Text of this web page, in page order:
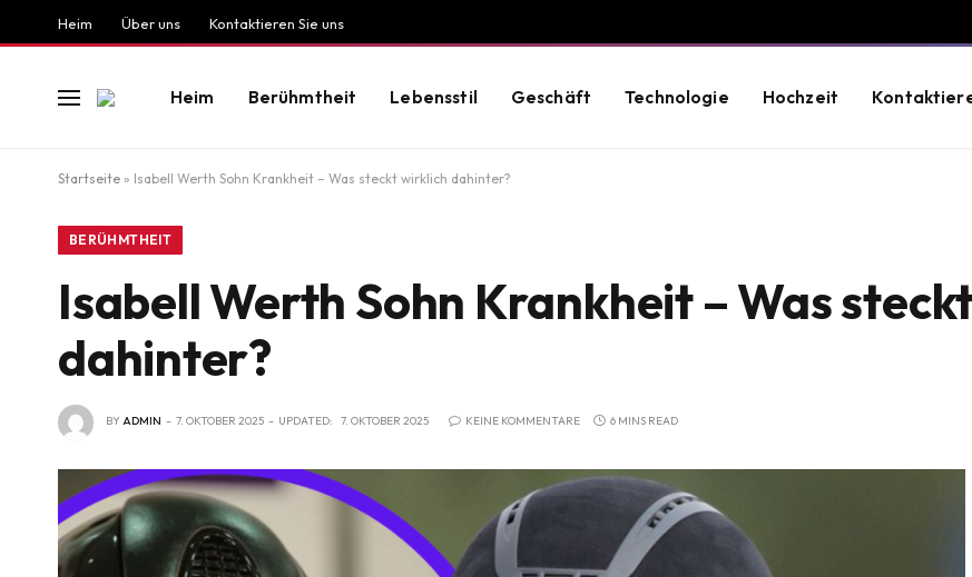
Heim Über uns Kontaktieren Sie uns
Heim Berühmtheit Lebensstil Geschäft Technologie Hochzeit
Startseite » Isabell Werth Sohn Krankheit – Was steckt wirklich dahinter?
BERÜHMTHEIT
Isabell Werth Sohn Krankheit – Was
dahinter?
BYADMIN 7. OKTOBER 2025 UPDATED: 7. OKTOBER 2025 KEINE KOMMENTARE 6 MINS READ